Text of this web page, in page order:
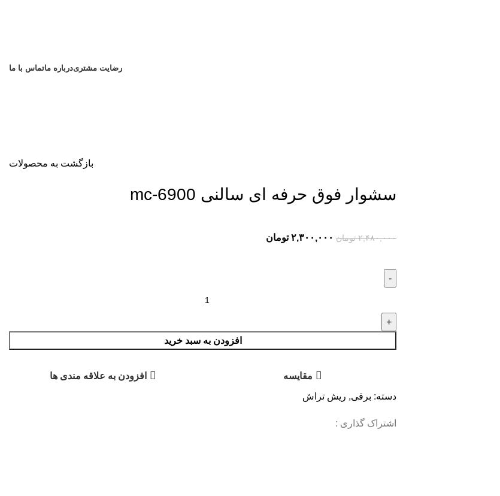
رضایت مشتریدرباره ماتماس با ما
بازگشت به محصولات
سشوار فوق حرفه ای سالنی mc-6900
۲,۴۸۰,۰۰۰ تومان ۲,۳۰۰,۰۰۰ تومان
افزودن به سبد خرید
مقایسه افزودن به علاقه مندی ها
دسته: برقی, ریش تراش
اشتراک گذاری :